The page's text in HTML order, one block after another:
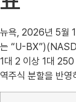
뉴욕, 2026년 5월
는 “U-
1대 2 이상 1대
역주식 분할을 반